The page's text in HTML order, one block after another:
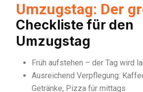
Umzugstag: Der
Checkliste für den
Umzugstag
Früh aufstehen – der Tag wird
Ausreichend Verpflegung:
Getränke, Pizza für mittags